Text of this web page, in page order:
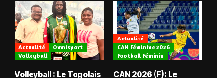
Actualité
Omnisport
Volleyball
Volleyball : Le Togolais
Actualité
CAN Féminine 2026
Football Féminin
CAN 2026 (F): Le